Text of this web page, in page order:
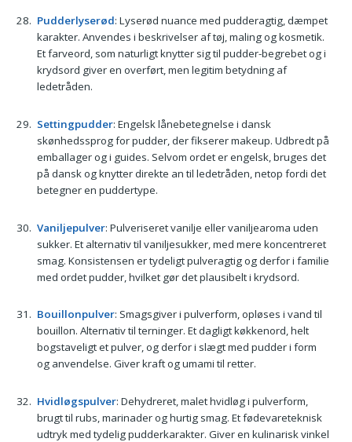
Pudderlyserød: Lyserød nuance med pudderagtig, dæmpet
karakter. Anvendes i beskrivelser af tøj, maling og kosmetik.
Et farveord, som naturligt knytter sig til pudder-begrebet og i
krydsord giver en overført, men legitim betydning af
ledetråden.
Settingpudder: Engelsk lånebetegnelse i dansk
skønhedssprog for pudder, der fikserer makeup. Udbredt på
emballager og i guides. Selvom ordet er engelsk, bruges det
på dansk og knytter direkte an til ledetråden, netop fordi det
betegner en puddertype.
Vaniljepulver: Pulveriseret vanilje eller vaniljearoma uden
sukker. Et alternativ til vaniljesukker, med mere koncentreret
smag. Konsistensen er tydeligt pulveragtig og derfor i familie
med ordet pudder, hvilket gør det plausibelt i krydsord.
Bouillonpulver: Smagsgiver i pulverform, opløses i vand til
bouillon. Alternativ til terninger. Et dagligt køkkenord, helt
bogstaveligt et pulver, og derfor i slægt med pudder i form
og anvendelse. Giver kraft og umami til retter.
Hvidløgspulver: Dehydreret, malet hvidløg i pulverform,
brugt til rubs, marinader og hurtig smag. Et fødevareteknisk
udtryk med tydelig pudderkarakter. Giver en kulinarisk vinkel